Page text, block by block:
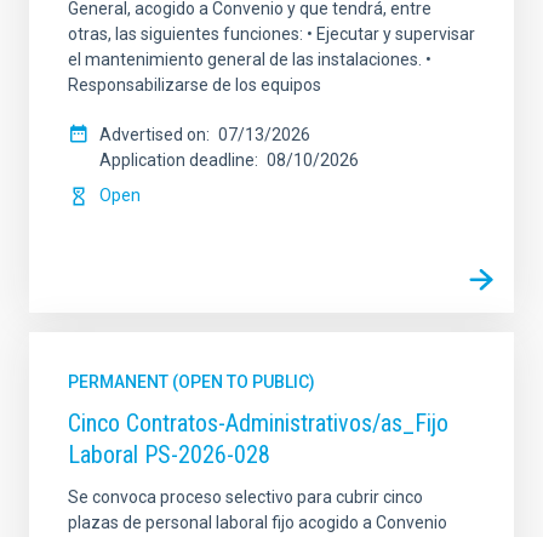
General, acogido a Convenio y que tendrá, entre
otras, las siguientes funciones: • Ejecutar y supervisar
el mantenimiento general de las instalaciones. •
Responsabilizarse de los equipos
Advertised on
07/13/2026
Application deadline
08/10/2026
Open
PERMANENT (OPEN TO PUBLIC)
Cinco Contratos-Administrativos/as_Fijo
Laboral PS-2026-028
Se convoca proceso selectivo para cubrir cinco
plazas de personal laboral fijo acogido a Convenio